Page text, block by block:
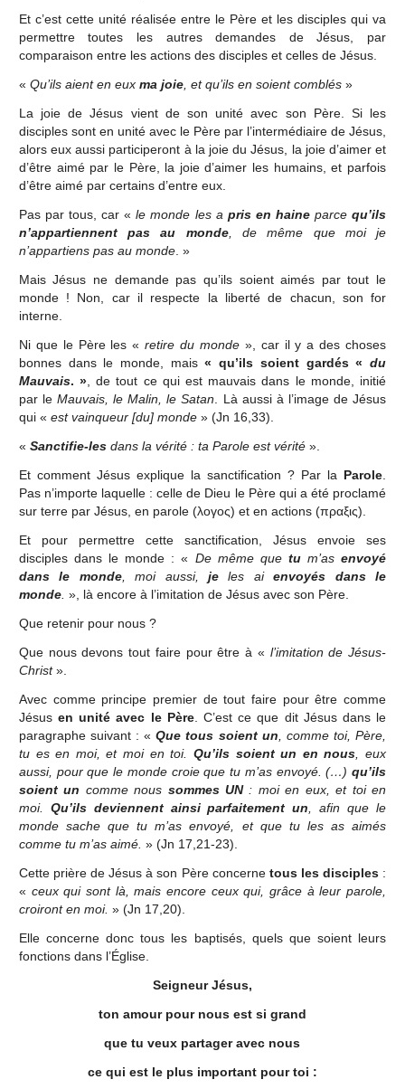
Et c’est cette unité réalisée entre le Père et les disciples qui va
permettre toutes les autres demandes de Jésus, par
comparaison entre les actions des disciples et celles de Jésus.
« Qu’ils aient en eux ma joie, et qu’ils en soient comblés»
La joie de Jésus vient de son unité avec son Père. Si les
disciples sont en unité avec le Père par l’intermédiaire de Jésus,
alors eux aussi participeront à la joie du Jésus, la joie d’aimer et
d’être aimé par le Père, la joie d’aimer les humains, et parfois
d’être aimé par certains d’entre eux.
Pas par tous, car «le monde les a pris en haineparcequ’ils
n’appartiennent pas au monde, de même que moi je
n’appartiens pas au monde. »
Mais Jésus ne demande pas qu’ils soient aimés par tout le
monde ! Non, car il respecte la liberté de chacun, son for
interne.
Ni que le Père les «retire du monde», car il y a des choses
bonnes dans le monde, mais« qu’ils soient gardés «du
Mauvais. » , de tout ce qui est mauvais dans le monde, initié
par leMauvais, le Malin, le Satan . Là aussi à l’image de Jésus
qui « est vainqueur [du] monde» (Jn 16,33).
« Sanctifie-lesdans la vérité : ta Parole est vérité».
Et comment Jésus explique la sanctification ? Par la Parole
Pas n’importe laquelle : celle de Dieu le Père qui a été proclamé
sur terre par Jésus, en parole (λογος) et en actions (πραξις).
Et pour permettre cette sanctification, Jésus envoie ses
disciples dans le monde : « De même que tum’asenvoyé
dans le monde, moi aussi, jeles aienvoyés dans le
monde. », là encore à l’imitation de Jésus avec son Père.
Que retenir pour nous ?
Que nous devons tout faire pour être à « l’imitation de Jésus-
Christ».
Avec comme principe premier de tout faire pour être comme
Jésusen unité avec le Père. C’est ce que dit Jésus dans le
paragraphe suivant : «Que tous soient un , comme toi, Père,
tu es en moi, et moi en toi. Qu’ils soient un en nous , eux
aussi, pour que le monde croie que tu m’as envoyé. (…)qu’ils
soient un comme nous sommes UN: moi en eux, et toi en
moi. Qu’ils deviennent ainsi parfaitement un , afin que le
monde sache que tu m’as envoyé, et que tu les as aimés
comme tu m’as aimé. » (Jn 17,21-23).
Cette prière de Jésus à son Père concerne tous les disciples :
« ceux qui sont là, mais encore ceux qui, grâce à leur parole,
croiront en moi. » (Jn 17,20).
Elle concerne donc tous les baptisés, quels que soient leurs
fonctions dans l’Église.
Seigneur Jésus,
ton amour pour nous est si grand
que tu veux partager avec nous
ce qui est le plus important pour toi :